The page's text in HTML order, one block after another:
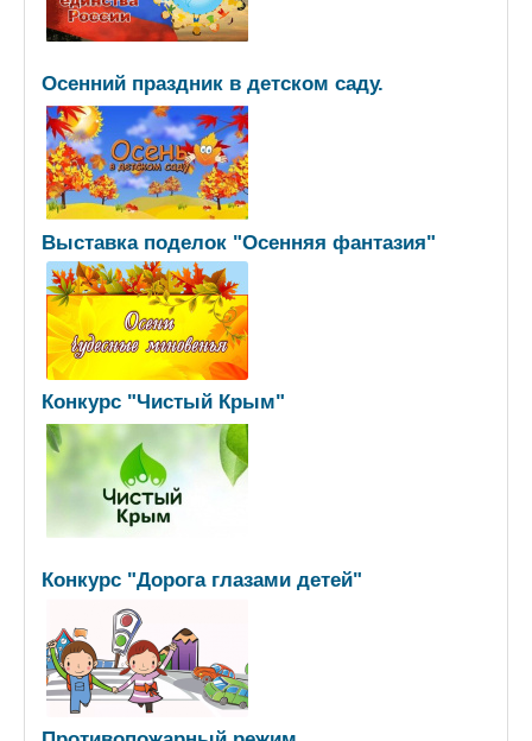
Осенний праздник в детском саду.
Выставка поделок "Осенняя фантазия"
Конкурс "Чистый Крым"
Конкурс "Дорога глазами детей"